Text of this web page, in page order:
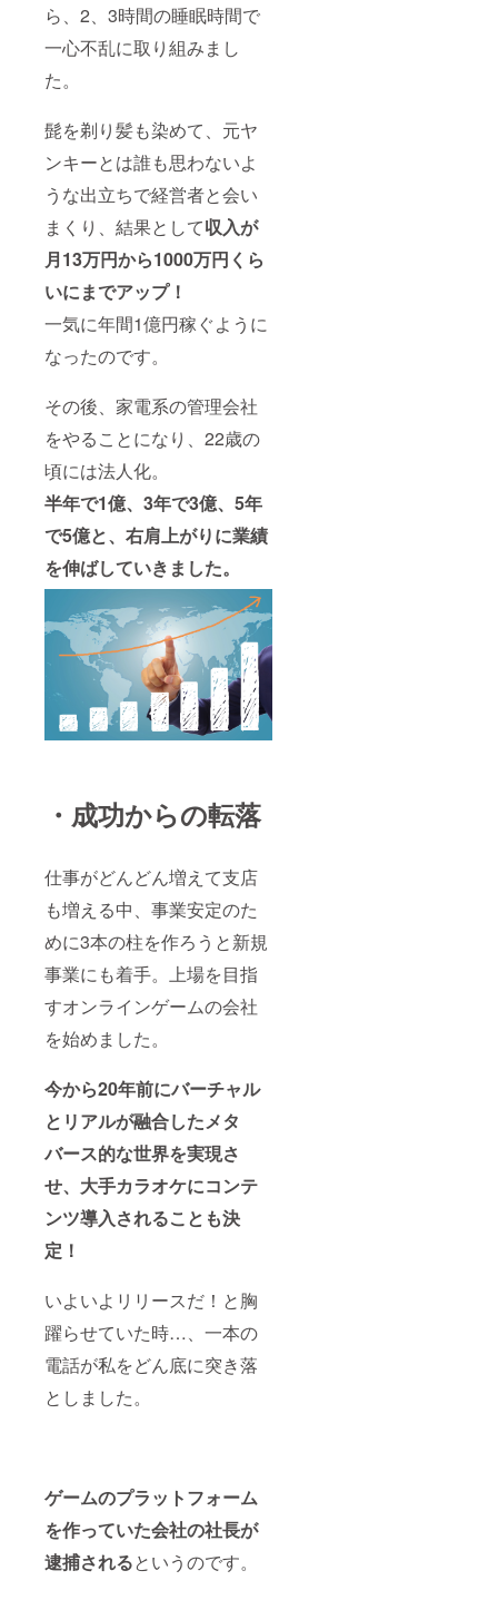
ら、2、3時間の睡眠時間で
一心不乱に取り組みまし
た。
髭を剃り髪も染めて、元ヤ
ンキーとは誰も思わないよ
うな出立ちで経営者と会い
まくり、結果として収入が
月13万円から1000万円くら
いにまでアップ！
一気に年間1億円稼ぐように
なったのです。
その後、家電系の管理会社
をやることになり、22歳の
頃には法人化。
半年で1億、3年で3億、5年
で5億と、右肩上がりに業績
を伸ばしていきました。
・成功からの転落
仕事がどんどん増えて支店
も増える中、事業安定のた
めに3本の柱を作ろうと新規
事業にも着手。上場を目指
すオンラインゲームの会社
を始めました。
今から20年前にバーチャル
とリアルが融合したメタ
バース的な世界を実現さ
せ、大手カラオケにコンテ
ンツ導入されることも決
定！
いよいよリリースだ！と胸
躍らせていた時…、一本の
電話が私をどん底に突き落
としました。
ゲームのプラットフォーム
を作っていた会社の社長が
逮捕されるというのです。